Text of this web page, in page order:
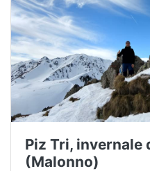
Piz Tri, invernale
(Malonno)